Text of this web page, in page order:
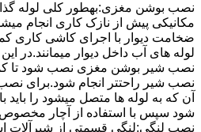
نصب بوشن مغزی:بهطور کلی لوله
مکانیکی پیش از نازک کاری انجام
ضخامت دیوار با اجرای کاشی کاری
لوله های آب داخل دیوار میمانند.در
نصب شیر بوشن مغزی نصب شود تا کمی
نصب شیر راحتتر انجام شود.برای
آن که به لوله ها متصل میشود را باید
شود سپس با استفاده از آچار
نصب لنگی:لنگی قسمتی از شیرآلات